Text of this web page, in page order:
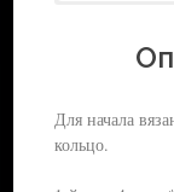
Бренд —
Советы для
Маркеры
Готовые
Для начала
кольцо.